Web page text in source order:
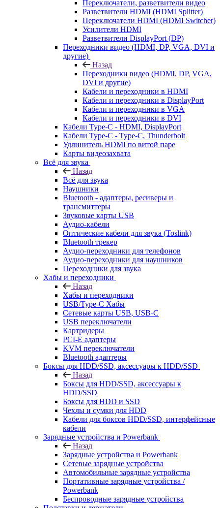
Переключатели, разветвители видео
Разветвители HDMI (HDMI Splitter)
Переключатели HDMI (HDMI Switcher)
Усилители HDMI
Разветвители DisplayPort (DP)
Переходники видео (HDMI, DP, VGA, DVI и
другие)
Назад
Переходники видео (HDMI, DP, VGA,
DVI и другие)
Кабели и переходники в HDMI
Кабели и переходники в DisplayPort
Кабели и переходники в VGA
Кабели и переходники в DVI
Кабели Type-C - HDMI, DisplayPort
Кабели Type-C - Type-C, Thunderbolt
Удлинитель HDMI по витой паре
Карты видеозахвата
Всё для звука
Назад
Всё для звука
Наушники
Bluetooth - адаптеры, ресиверы и
трансмиттеры
Звуковые карты USB
Аудио-кабели
Оптические кабели для звука (Toslink)
Bluetooth трекер
Аудио-переходники для телефонов
Аудио-переходники для наушников
Переходники для звука
Хабы и переходники
Назад
Хабы и переходники
USB/Type-C Хабы
Сетевые карты USB, USB-C
USB переключатели
Картридеры
PCI-E адаптеры
KVM переключатели
Bluetooth адаптеры
Боксы для HDD/SSD, аксессуары к HDD/SSD
Назад
Боксы для HDD/SSD, аксессуары к
HDD/SSD
Боксы для HDD и SSD
Чехлы и сумки для HDD
Кабели для боксов HDD/SSD, интерфейсные
кабели
Зарядные устройства и Powerbank
Назад
Зарядные устройства и Powerbank
Сетевые зарядные устройства
Автомобильные зарядные устройства
Портативные зарядные устройства /
Powerbank
Беспроводные зарядные устройства